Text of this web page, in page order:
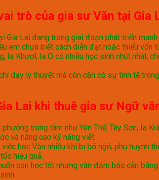
trò của gia sư Văn tại Gia
Gia Lai đang trong giai đoạn phát triển
em chưa biết cách diễn đạt hoặc thiếu vốn
Ia Khươl, Ia O có nhiều học sinh nhút nhát,
dạy lý thuyết mà còn cần có sự tinh tế
Lai khi thuê gia sư Ngữ
phường trung tâm như Yên Thế, Tây Sơn,
và nâng cao kỹ năng viết.
việc học Văn nhiều khi bị bỏ ngỏ, phụ
hiệu quả.
con học tốt nhưng vẫn đảm bảo cân